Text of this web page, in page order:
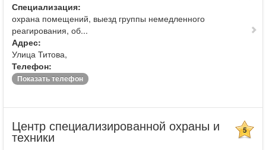
Специализация:
охрана помещений, выезд группы немедленного
реагирования, об...
Адрес:
Улица Титова,
Телефон:
Показать телефон
Центр специализированной охраны и
техники 5